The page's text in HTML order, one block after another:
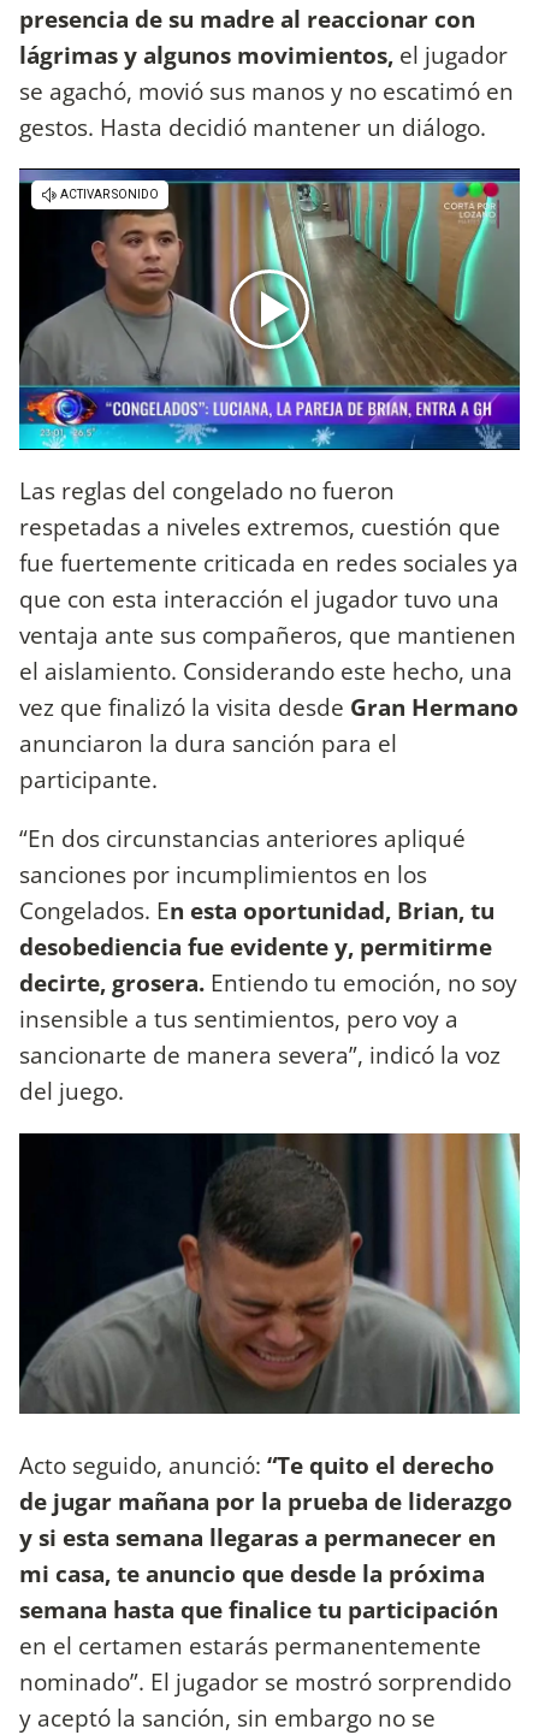
presencia de su madre al reaccionar con
lágrimas y algunos movimientos, el jugador
se agachó, movió sus manos y no escatimó en
gestos. Hasta decidió mantener un diálogo.
Las reglas del congelado no fueron
respetadas a niveles extremos, cuestión que
fue fuertemente criticada en redes sociales ya
que con esta interacción el jugador tuvo una
ventaja ante sus compañeros, que mantienen
el aislamiento. Considerando este hecho, una
vez que finalizó la visita desde Gran Hermano
anunciaron la dura sanción para el
participante.
“En dos circunstancias anteriores apliqué
sanciones por incumplimientos en los
Congelados. En esta oportunidad, Brian, tu
desobediencia fue evidente y, permitirme
decirte, grosera. Entiendo tu emoción, no soy
insensible a tus sentimientos, pero voy a
sancionarte de manera severa”, indicó la voz
del juego.
Acto seguido, anunció: “Te quito el derecho
de jugar mañana por la prueba de liderazgo
y si esta semana llegaras a permanecer en
mi casa, te anuncio que desde la próxima
semana hasta que finalice tu participación
en el certamen estarás permanentemente
nominado”. El jugador se mostró sorprendido
y aceptó la sanción, sin embargo no se